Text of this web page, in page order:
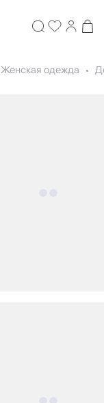
Женская одежда